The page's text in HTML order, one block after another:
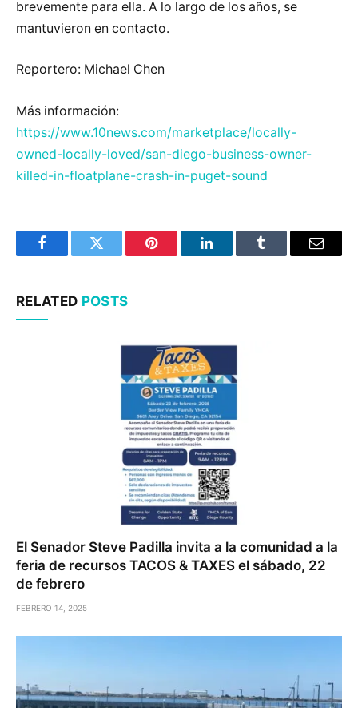
brevemente para ella. A lo largo de los años, se
mantuvieron en contacto.
Reportero: Michael Chen
Más información:
https://www.10news.com/marketplace/locally-
owned-locally-loved/san-diego-business-owner-
killed-in-floatplane-crash-in-puget-sound
FacebookTwitter Pinterest LinkedInTumblr Email
RELATED POSTS
El Senador Steve Padilla invita a la comunidad a la
feria de recursos TACOS & TAXES el sábado, 22
de febrero
FEBRERO 14, 2025